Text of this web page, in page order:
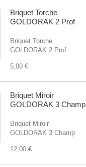
Briquet Torche
GOLDORAK 2 Prof
Briquet Torche
GOLDORAK 2 Prof
5,00 €
Briquet Miroir
GOLDORAK 3 Champ
Briquet Miroir
GOLDORAK 3 Champ
12,00 €